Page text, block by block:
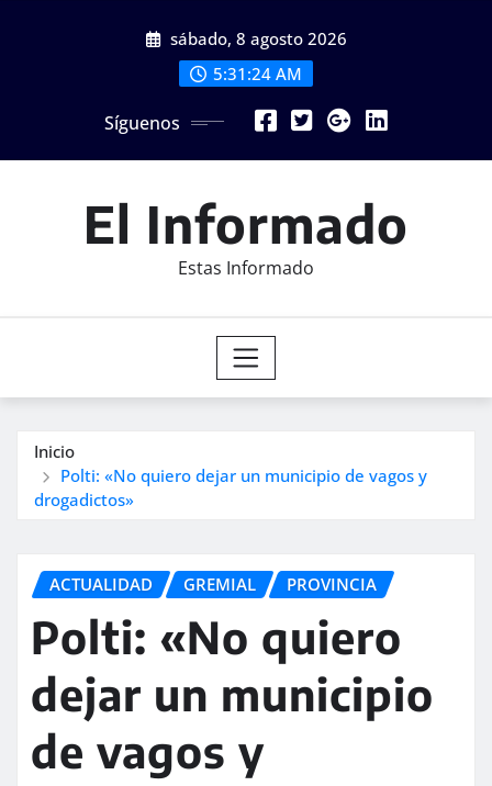
sábado, 8 agosto 2026
5:31:26 AM
Síguenos
El Informado
Estas Informado
Inicio
Polti: «No quiero dejar un municipio de vagos y
drogadictos»
ACTUALIDAD GREMIAL PROVINCIA
Polti: «No quiero
dejar un municipio
de vagos y